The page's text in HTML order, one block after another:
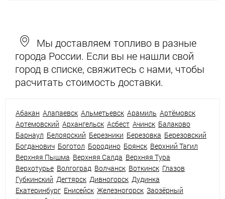
Мы доставляем топливо в разные
города России. Если вы не нашли свой
город в списке, свяжитесь с нами, чтобы
расчитать стоимость доставки.
Абакан Алапаевск Альметьевск Арамиль Артёмовск
Артемовский Архангельск Асбест Ачинск Балаково
Барнаул Белоярский Березники Березовка Березовский
Богданович Боготол Бородино Брянск Верхний Тагил
Верхняя Пышма Верхняя Салда Верхняя Тура
Верхотурье Волгоград Волчанск Воткинск Глазов
Губкинский Дегтярск Дивногорск Дудинка
Екатеринбург Енисейск Железногорск Заозёрный